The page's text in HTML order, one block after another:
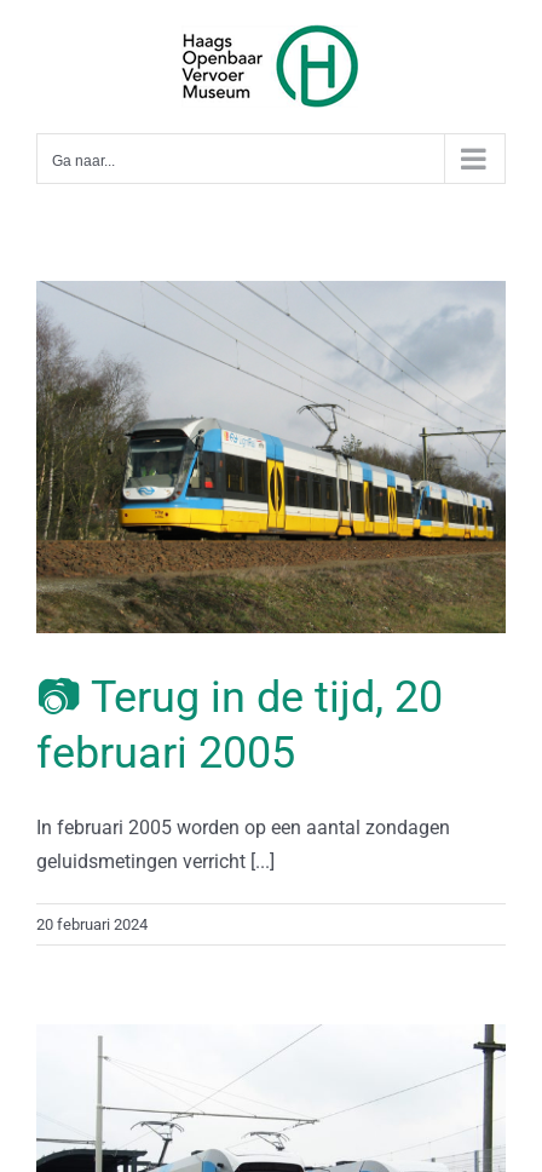
Ga naar...
📷 Terug in de tijd, 20
februari 2005
In februari 2005 worden op een aantal zondagen
geluidsmetingen verricht [...]
20 februari 2024